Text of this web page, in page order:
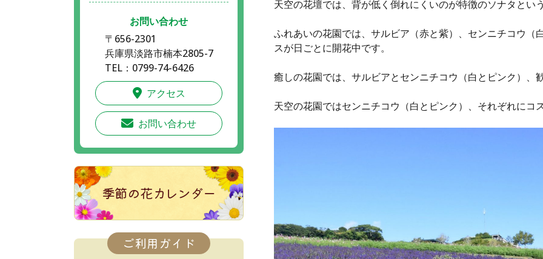
天空の花壇では、背が低く倒れにくいのが特徴のソナタとい
ふれあいの花園では、サルビア（赤と紫）、センニチコウ（
スが日ごとに開花中です。
癒しの花園では、サルビアとセンニチコウ（白とピンク）、
天空の花園ではセンニチコウ（白とピンク）、それぞれにコ
お問い合わせ
〒656-2301
兵庫県淡路市楠本2805-7
TEL：0799-74-6426
アクセス
お問い合わせ
季節の花カレンダー
ご利用ガイド